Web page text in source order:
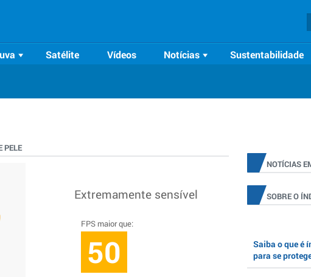
Satélite Vídeos Notícias Sustentabilidade
PELE
Extremamente sensível
FPS maior que:
50
NOTÍCIAS
SOBRE O
Saiba o que é
para se